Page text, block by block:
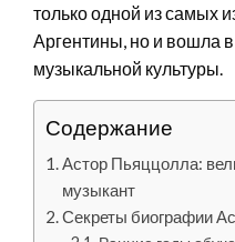
только одной из самых
Аргентины, но и вошла
музыкальной культуры.
Содержание
Астор Пьяццолла:
музыкант
Секреты биографии